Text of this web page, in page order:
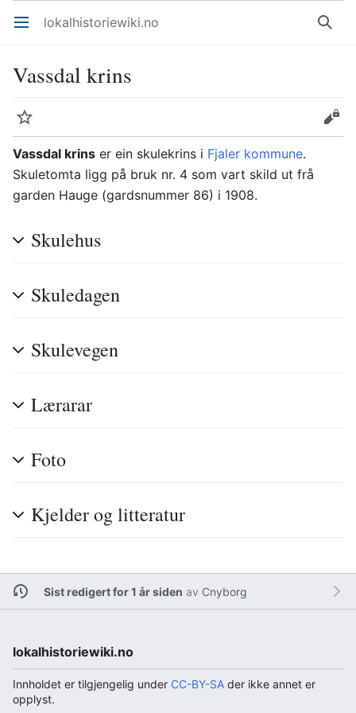
Åpne hovedmenyen lokalhistoriewiki.no Søk
Vassdal krins
Overvåk
Rediger
Vassdal krins er ein skulekrins i Fjaler kommune.
Skuletomta ligg på bruk nr. 4 som vart skild ut frå
garden Hauge (gardsnummer 86) i 1908.
Skulehus
Skuledagen
Skulevegen
Lærarar
Foto
Kjelder og litteratur
Sist redigert for 1 år siden av Cnyborg
lokalhistoriewiki.no
Innholdet er tilgjengelig under CC-BY-SA der ikke annet er
opplyst.